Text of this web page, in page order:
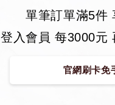
單筆訂單滿5件
登入會員 每3000元
官網刷卡免